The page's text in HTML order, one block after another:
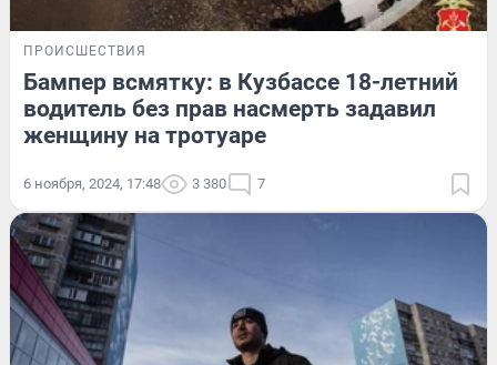
ПРОИСШЕСТВИЯ
Бампер всмятку: в Кузбассе 18-летний
водитель без прав насмерть задавил
женщину на тротуаре
6 ноября, 2024, 17:48 3 380 7